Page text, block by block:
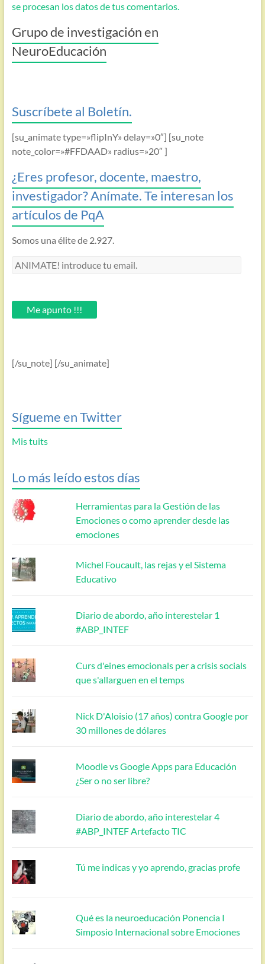
se procesan los datos de tus comentarios.
Grupo de investigación en
NeuroEducación
Suscríbete al Boletín.
[su_animate type=»flipInY» delay=»0″] [su_note
note_color=»#FFDAAD» radius=»20″ ]
¿Eres profesor, docente, maestro,
investigador? Anímate. Te interesan los
artículos de PqA
Somos una élite de 2.927.
ANIMATE!
email.Me apunto !!!
[/su_note] [/su_animate]
Sígueme en Twitter
Mis tuits
Lo más leído estos días
Herramientas para la Gestión de las
Emociones o como aprender desde las
emociones
Michel Foucault, las rejas y el Sistema
Educativo
Diario de abordo, año interestelar 1
#ABP_INTEF
Curs d'eines emocionals per a crisis socials
que s'allarguen en el temps
Nick D'Aloisio (17 años) contra Google por
30 millones de dólares
Moodle vs Google Apps para Educación
¿Ser o no ser libre?
Diario de abordo, año interestelar 4
#ABP_INTEF Artefacto TIC
Tú me indicas y yo aprendo, gracias profe
Qué es la neuroeducación Ponencia I
Simposio Internacional sobre Emociones